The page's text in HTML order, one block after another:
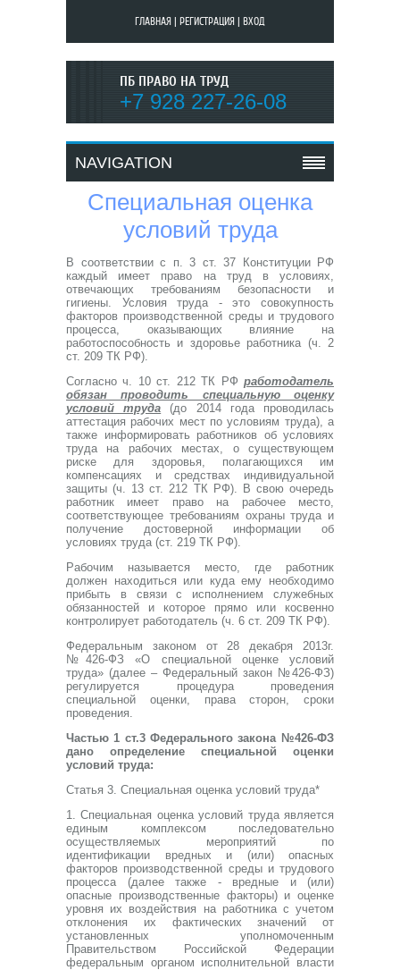
ГЛАВНАЯ РЕГИСТРАЦИЯ ВХОД
ПБ ПРАВО НА ТРУД
+7 928 227-26-08
NAVIGATION
Специальная оценка
условий труда
В соответствии с п. 3 ст. 37 Конституции РФ
каждый имеет право на труд в условиях,
отвечающих требованиям безопасности и
гигиены. Условия труда - это совокупность
факторов производственной среды и трудового
процесса, оказывающих влияние на
работоспособность и здоровье работника (ч. 2
ст. 209 ТК РФ).
Согласно ч. 10 ст. 212 ТК РФ работодатель
обязан проводить специальную оценку
условий труда (до 2014 года проводилась
аттестация рабочих мест по условиям труда), а
также информировать работников об условиях
труда на рабочих местах, о существующем
риске для здоровья, полагающихся им
компенсациях и средствах индивидуальной
защиты (ч. 13 ст. 212 ТК РФ). В свою очередь
работник имеет право на рабочее место,
соответствующее требованиям охраны труда и
получение достоверной информации об
условиях труда (ст. 219 ТК РФ).
Рабочим называется место, где работник
должен находиться или куда ему необходимо
прибыть в связи с исполнением служебных
обязанностей и которое прямо или косвенно
контролирует работодатель (ч. 6 ст. 209 ТК РФ).
Федеральным законом от 28 декабря 2013г.
№426-ФЗ «О специальной оценке условий
труда» (далее – Федеральный закон №426-ФЗ)
регулируется процедура проведения
специальной оценки, права сторон, сроки
проведения.
Частью 1 ст.3 Федерального закона №426-ФЗ
дано определение специальной оценки
условий труда:
Статья 3. Специальная оценка условий труда*
1. Специальная оценка условий труда является
единым комплексом последовательно
осуществляемых мероприятий по
идентификации вредных и (или) опасных
факторов производственной среды и трудового
процесса (далее также - вредные и (или)
опасные производственные факторы) и оценке
уровня их воздействия на работника с учетом
отклонения их фактических значений от
установленных уполномоченным
Правительством Российской Федерации
федеральным органом исполнительной власти